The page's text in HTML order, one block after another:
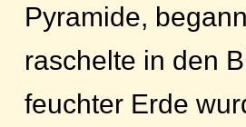
Pyramide,
raschelte in den
feuchter Erde